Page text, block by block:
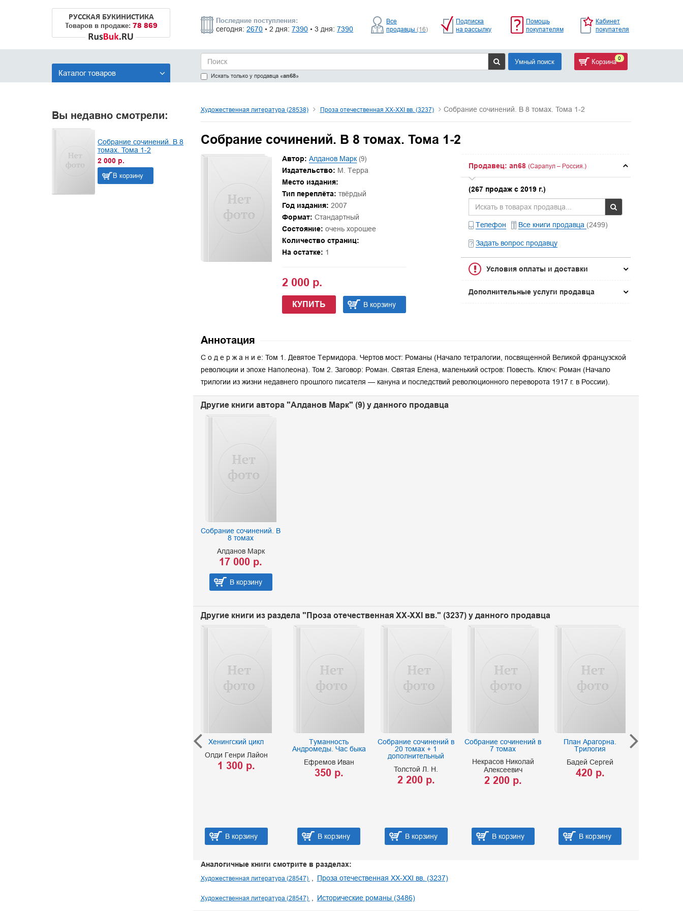
РУССКАЯ БУКИНИСТИКА
Товаров в продаже: 78 869
Последние поступления:
сегодня: 2670 • 2 дня: 7390 • 3 дня: 7390
Все
продавцы (16)
Подписка
на рассылку
Помощь
покупателям
Кабинет
покупателя
Каталог товаров Искать только у продавца «an68»
Умный поиск Корзина 0
Вы недавно смотрели:
Собрание сочинений. В 8
томах. Тома 1-2
2 000 р.
В корзину
Художественная литература (28538) Проза отечественная XX-XXI вв. (3237) Собрание сочинений. В 8 томах. Тома 1-2
Собрание сочинений. В 8 томах. Тома 1-2
Автор: Алданов Марк (9)
Издательство: М. Терра
Место издания:
Тип переплёта: твёрдый
Год издания: 2007
Формат: Стандартный
Состояние: очень хорошее
Количество страниц:
На остатке: 1
2 000 р.
КУПИТЬ В корзину
Продавец: an68 (Сарапул – Россия.)
(267 продаж с 2019 г.)
Телефон Все книги продавца (2499)
Задать вопрос продавцу
Условия оплаты и доставки
Дополнительные услуги продавца
Аннотация
С о д е р ж а н и е: Том 1. Девятое Термидора. Чертов мост: Романы (Начало тетралогии, посвященной Великой французской
революции и эпохе Наполеона). Том 2. Заговор: Роман. Святая Елена, маленький остров: Повесть. Ключ: Роман (Начало
трилогии из жизни недавнего прошлого писателя — кануна и последствий революционного переворота 1917 г. в России).
Другие книги автора "Алданов Марк" (9) у данного продавца
Собрание сочинений. В
8 томах
Алданов Марк
17 000 р.
В корзину
Другие книги из раздела "Проза отечественная XX-XXI вв." (3237) у данного продавца
Хенингский цикл
Олди Генри Лайон
1 300 р.
В корзину
Туманность
Андромеды. Час быка
Ефремов Иван
350 р.
В корзину
Собрание сочинений в
20 томах + 1
дополнительный
Толстой Л. Н.
2 200 р.
В корзину
Собрание сочинений в
7 томах
Некрасов Николай
Алексеевич
2 200 р.
В корзину
План Арагорна.
Трилогия
Бадей Сергей
420 р.
В корзину
Аналогичные книги смотрите в разделах:
Художественная литература (28547) Проза отечественная XX-XXI вв. (3237)
Художественная литература (28547) Исторические романы (3486)